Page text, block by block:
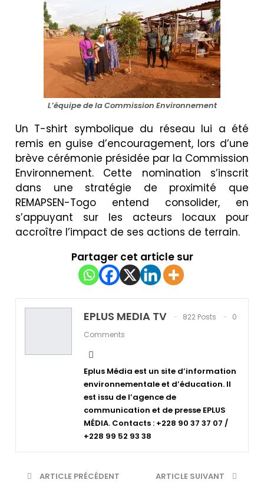
L’équipe de la Commission Environnement
Un T-shirt symbolique du réseau lui a été
remis en guise d’encouragement, lors d’une
brève cérémonie présidée par la Commission
Environnement. Cette nomination s’inscrit
dans une stratégie de proximité que
REMAPSEN-Togo entend consolider, en
s’appuyant sur les acteurs locaux pour
accroître l’impact de ses actions de terrain.
Partager cet article sur
EPLUS MEDIA TV 822 Posts
0
Comments
Eplus Média est un site d’information
environnementale et d’éducation. Il
est issu de l’agence de
communication et de presse EPLUS
MÉDIA. Contacts : +228 90 37 37 07 /
+228 99 52 93 38
ARTICLE PRÉCÉDENT ARTICLE SUIVANT